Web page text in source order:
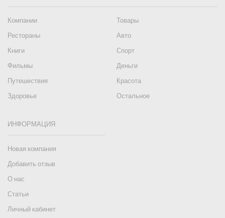
Компании
Товары
Рестораны
Авто
Книги
Спорт
Фильмы
Деньги
Путешествия
Красота
Здоровье
Остальное
ИНФОРМАЦИЯ
Новая компания
Добавить отзыв
О нас
Статьи
Личный кабинет